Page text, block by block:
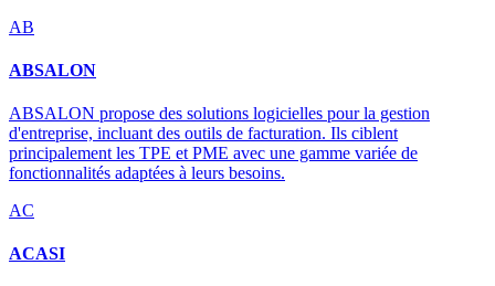
AB
ABSALON
ABSALON propose des solutions logicielles pour la gestion
d'entreprise, incluant des outils de facturation. Ils ciblent
principalement les TPE et PME avec une gamme variée de
fonctionnalités adaptées à leurs besoins.
AC
ACASI